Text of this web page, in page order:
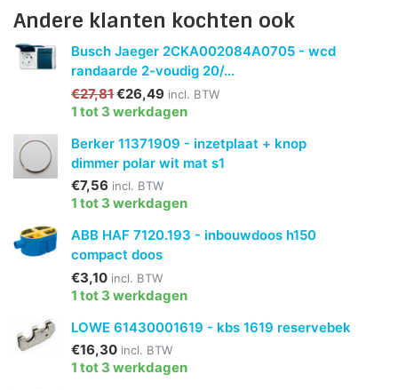
Andere klanten kochten ook
Busch Jaeger 2CKA002084A0705 - wcd
randaarde 2-voudig 20/...
€27,81€26,49 incl. BTW
1 tot 3 werkdagen
Berker 11371909 - inzetplaat + knop
dimmer polar wit mat s1
€7,56 incl. BTW
1 tot 3 werkdagen
ABB HAF 7120.193 - inbouwdoos h150
compact doos
€3,10 incl. BTW
1 tot 3 werkdagen
LOWE 61430001619 - kbs 1619 reservebek
€16,30 incl. BTW
1 tot 3 werkdagen